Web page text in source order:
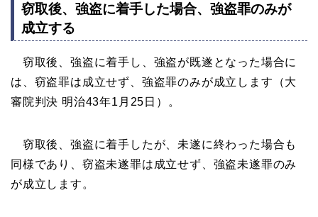
窃取後、強盗に着手した場合、強盗罪のみが
成立する
窃取後、強盗に着手し、強盗が既遂となった場合に
は、窃盗罪は成立せず、強盗罪のみが成立します（大
審院判決 明治43年1月25日）。
窃取後、強盗に着手したが、未遂に終わった場合も
同様であり、窃盗未遂罪は成立せず、強盗未遂罪のみ
が成立します。